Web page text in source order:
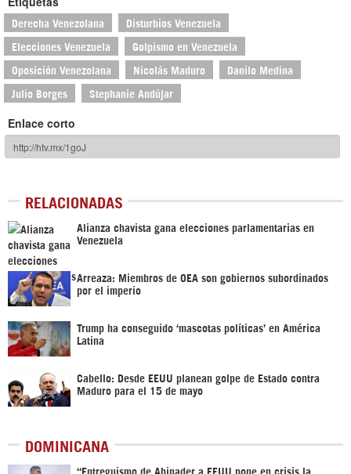
Derecha Venezolana Disturbios Venezuela
Elecciones Venezuela Golpismo en Venezuela
Oposición Venezolana Nicolás Maduro Danilo Medina
Julio Borges Stephanie Andújar
Enlace corto
RELACIONADAS
Alianza chavista gana elecciones parlamentarias en
Venezuela
Arreaza: Miembros de OEA son gobiernos subordinados
por el imperio
Trump ha conseguido ‘mascotas políticas’ en América
Latina
Cabello: Desde EEUU planean golpe de Estado contra
Maduro para el 15 de mayo
DOMINICANA
“Entreguismo de Abinader a EEUU pone en crisis la